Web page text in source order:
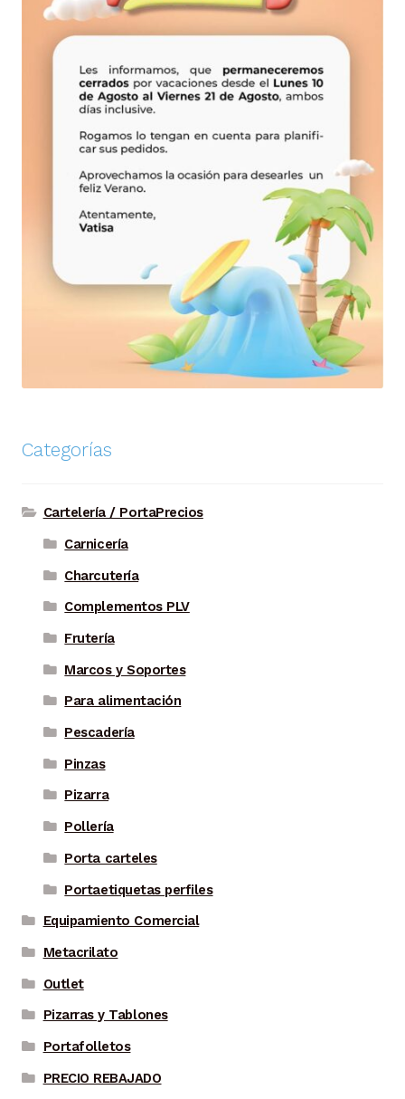
Categorías
Cartelería / PortaPrecios
Carnicería
Charcutería
Complementos PLV
Frutería
Marcos y Soportes
Para alimentación
Pescadería
Pinzas
Pizarra
Pollería
Porta carteles
Portaetiquetas perfiles
Equipamiento Comercial
Metacrilato
Outlet
Pizarras y Tablones
Portafolletos
PRECIO REBAJADO